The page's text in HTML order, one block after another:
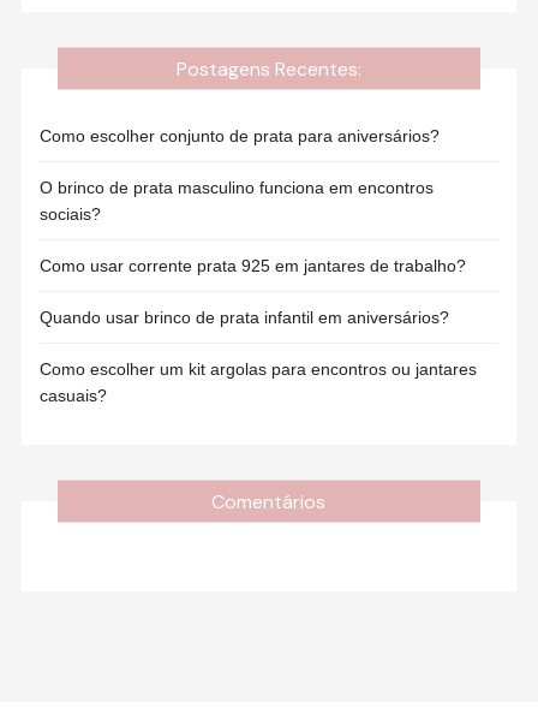
Postagens Recentes:
Como escolher conjunto de prata para aniversários?
O brinco de prata masculino funciona em encontros
sociais?
Como usar corrente prata 925 em jantares de trabalho?
Quando usar brinco de prata infantil em aniversários?
Como escolher um kit argolas para encontros ou jantares
casuais?
Comentários